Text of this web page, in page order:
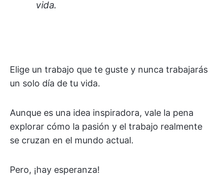
vida.
Elige un trabajo que te guste y nunca trabajarás
un solo día de tu vida.
Aunque es una idea inspiradora, vale la pena
explorar cómo la pasión y el trabajo realmente
se cruzan en el mundo actual.
Pero, ¡hay esperanza!